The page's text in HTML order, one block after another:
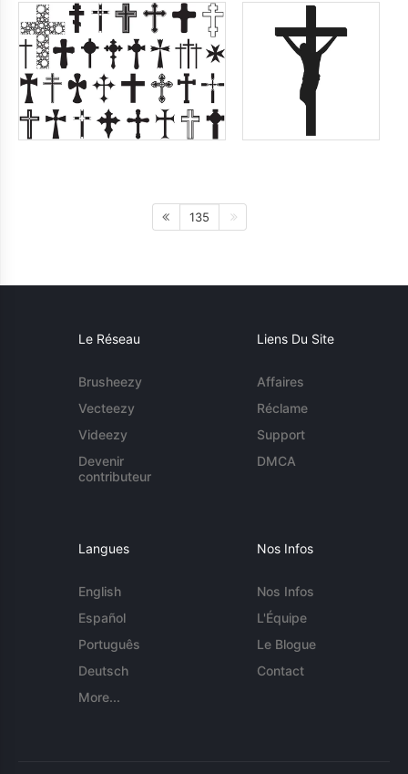
135
Le Réseau
Brusheezy
Vecteezy
Videezy
Devenir
contributeur
Liens Du Site
Affaires
Réclame
Support
DMCA
Langues
English
Español
Português
Deutsch
More...
Nos Infos
Nos Infos
L'Équipe
Le Blogue
Contact